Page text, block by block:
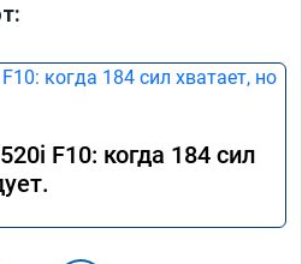
F10: когда 184 сил